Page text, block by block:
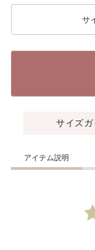
サイズガ
アイテム説明